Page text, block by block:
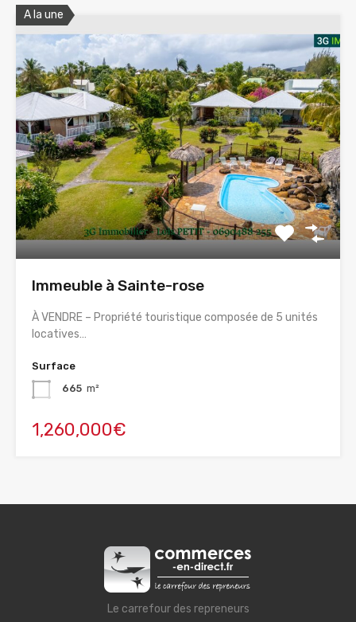
A la une
Immeuble à Sainte-rose
À VENDRE – Propriété touristique composée de 5 unités
locatives…
Surface
665 m²
1,260,000€
Le carrefour des repreneurs